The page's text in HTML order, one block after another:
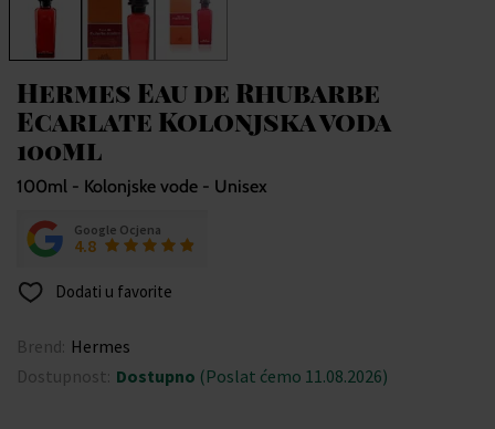
Hermes Eau de Rhubarbe
Ecarlate Kolonjska voda
100ml
100ml - Kolonjske vode - Unisex
Google Ocjena
4.8
Dodati u favorite
Brend: Hermes
Dostupnost: Dostupno (Poslat ćemo 11.08.2026)